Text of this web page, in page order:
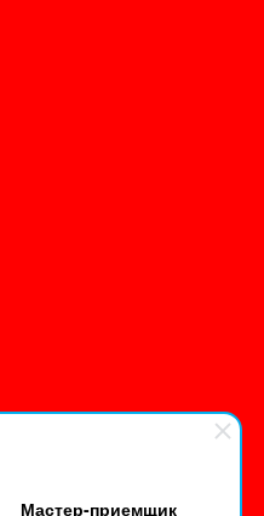
Мастер-приемщик